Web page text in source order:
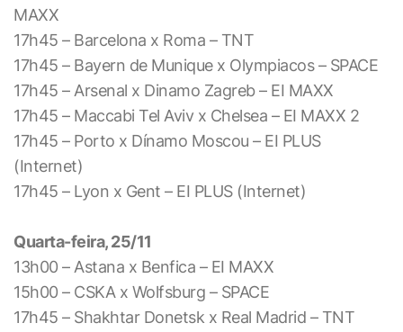
MAXX
17h45 – Barcelona x Roma – TNT
17h45 – Bayern de Munique x Olympiacos – SPACE
17h45 – Arsenal x Dinamo Zagreb – EI MAXX
17h45 – Maccabi Tel Aviv x Chelsea – EI MAXX 2
17h45 – Porto x Dínamo Moscou – EI PLUS
(Internet)
17h45 – Lyon x Gent – EI PLUS (Internet)
Quarta-feira, 25/11
13h00 – Astana x Benfica – EI MAXX
15h00 – CSKA x Wolfsburg – SPACE
17h45 – Shakhtar Donetsk x Real Madrid – TNT